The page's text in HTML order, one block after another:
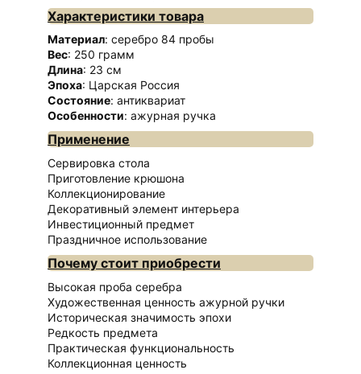
Характеристики товара
Материал: серебро 84 пробы
Вес: 250 грамм
Длина: 23 см
Эпоха: Царская Россия
Состояние: антиквариат
Особенности: ажурная ручка
Применение
Сервировка стола
Приготовление крюшона
Коллекционирование
Декоративный элемент интерьера
Инвестиционный предмет
Праздничное использование
Почему стоит приобрести
Высокая проба серебра
Художественная ценность ажурной ручки
Историческая значимость эпохи
Редкость предмета
Практическая функциональность
Коллекционная ценность